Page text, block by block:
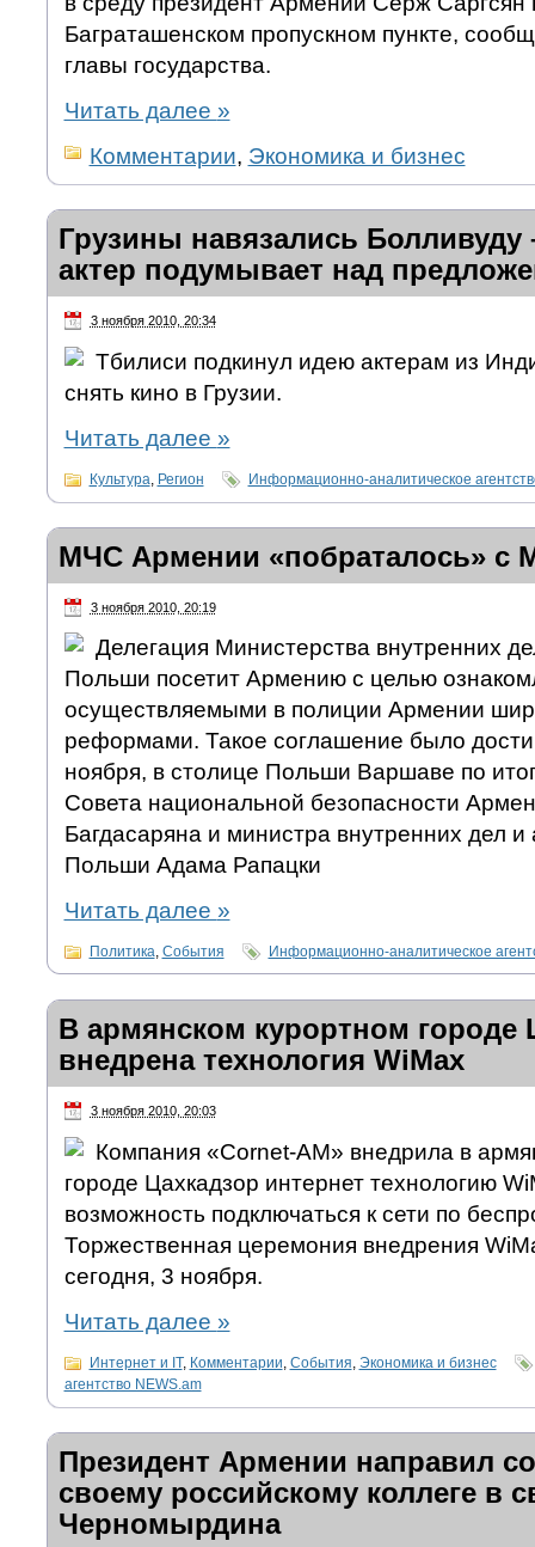
Баграташенском пропускном пункте,
главы государства.
Читать далее »
Комментарии, Экономика и бизнес
Грузины навязались Болливуду
актер подумывает над
3 ноября 2010, 20:34
Тбилиси подкинул идею актерам из
снять кино в Грузии.
Читать далее »
Культура Регион Информационно-аналитическое
МЧС Армении «побраталось» с
3 ноября 2010, 20:19
Делегация Министерства внутренних
Польши посетит Армению с целью
осуществляемыми в полиции Армении
реформами. Такое соглашение было
ноября, в столице Польши Варшаве по
Совета национальной безопасности
Багдасаряна и министра внутренних дел
Польши Адама Рапацки
Читать далее »
Политика, События Информационно-аналитическое
В армянском курортном городе
внедрена технология WiMax
3 ноября 2010, 20:03
Компания «Cornet-AM» внедрила в
городе Цахкадзор интернет технологию
возможность подключаться к сети по
Торжественная церемония внедрения
сегодня, 3 ноября.
Читать далее »
Интернет и IT, Комментарии, События, Экономика и бизнес
агентство NEWS.am
Президент Армении направил
своему российскому коллеге в
Черномырдина